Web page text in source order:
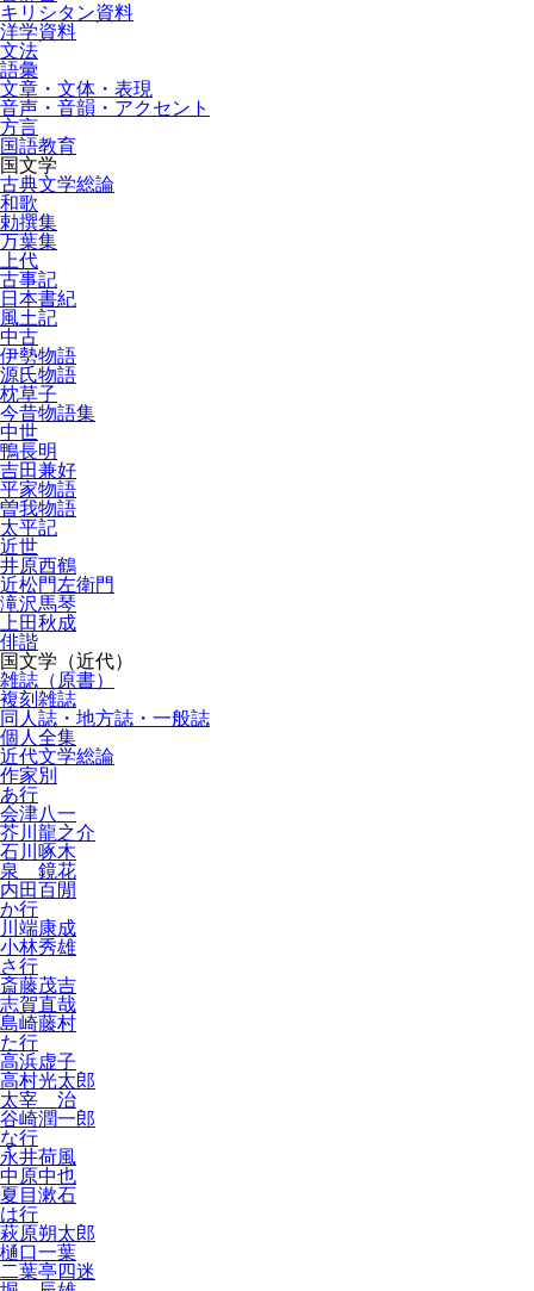
キリシタン資料
洋学資料
文法
語彙
文章・文体・表現
音声・音韻・アクセント
方言
国語教育
国文学
古典文学総論
和歌
勅撰集
万葉集
上代
古事記
日本書紀
風土記
中古
伊勢物語
源氏物語
枕草子
今昔物語集
中世
鴨長明
吉田兼好
平家物語
曽我物語
太平記
近世
井原西鶴
近松門左衛門
滝沢馬琴
上田秋成
俳諧
国文学（近代）
雑誌（原書）
複刻雑誌
同人誌・地方誌・一般誌
個人全集
近代文学総論
作家別
あ行
会津八一
芥川龍之介
石川啄木
泉 鏡花
内田百閒
か行
川端康成
小林秀雄
さ行
斎藤茂吉
志賀直哉
島崎藤村
た行
高浜虚子
高村光太郎
太宰 治
谷崎潤一郎
な行
永井荷風
中原中也
夏目漱石
は行
萩原朔太郎
樋口一葉
二葉亭四迷